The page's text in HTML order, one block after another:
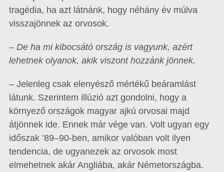
tragédia, ha azt látnánk, hogy néhány év múlva
visszajönnek az orvosok.
– De ha mi kibocsátó ország is vagyunk, azért
lehetnek olyanok, akik viszont hozzánk jönnek.
– Jelenleg csak elenyésző mértékű beáramlást
látunk. Szerintem illúzió azt gondolni, hogy a
környező országok magyar ajkú orvosai majd
átjönnek ide. Ennek már vége van. Volt ugyan egy
időszak ’89–90-ben, amikor valóban volt ilyen
tendencia, de ugyanezek az orvosok most
elmehetnek akár Angliába, akár Németországba.